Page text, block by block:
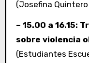
(Josefina
– 15.00 a 16.15:
sobre violencia
(Estudiantes